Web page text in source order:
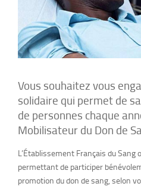
Vous souhaitez vous
solidaire qui permet de
de personnes chaque
Mobilisateur du Don de
L’Établissement Français du
permettant de participer
promotion du don de sang, selon